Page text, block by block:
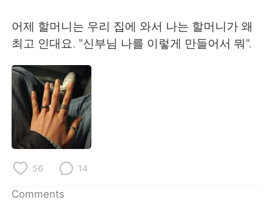
日本語 한국어
Indonesia
Türkçe
Português
어제 할머니는 우리 집에 와서 나는 할머니가 왜
최고 인대요. "신부님 나를 이렇게 만들어서 뭐".
56 14
Comments